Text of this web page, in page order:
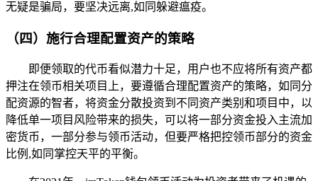
无疑是骗局，要坚决远离,如同躲避瘟疫。
（四）施行合理配置资产的策略
即便领取的代币看似潜力十足，用户也不应将所有资产都
押注在领币相关项目上，要遵循合理配置资产的策略，如同分
配资源的智者，将资金分散投资到不同资产类别和项目中，以
降低单一项目风险带来的损失，可以将一部分资金投入主流加
密货币，一部分参与领币活动，但要严格把控领币部分的资金
比例,如同掌控天平的平衡。